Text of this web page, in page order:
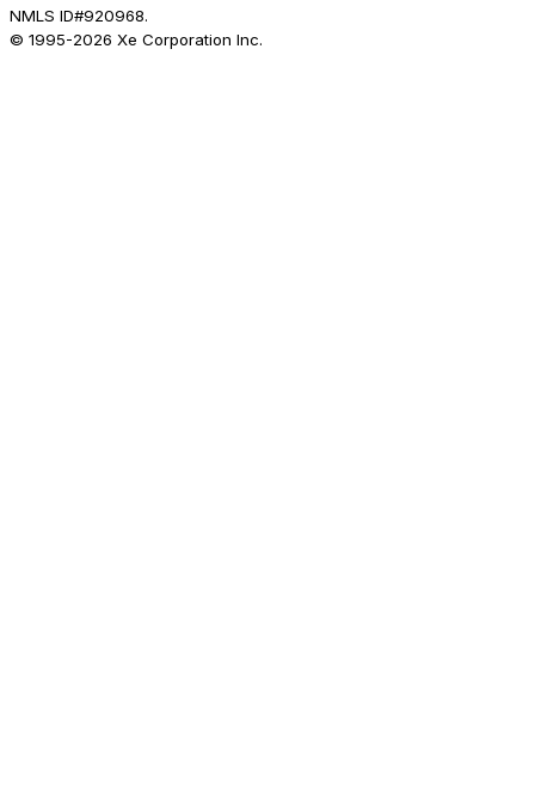
NMLS ID#920968.
© 1995-2026 Xe Corporation Inc.